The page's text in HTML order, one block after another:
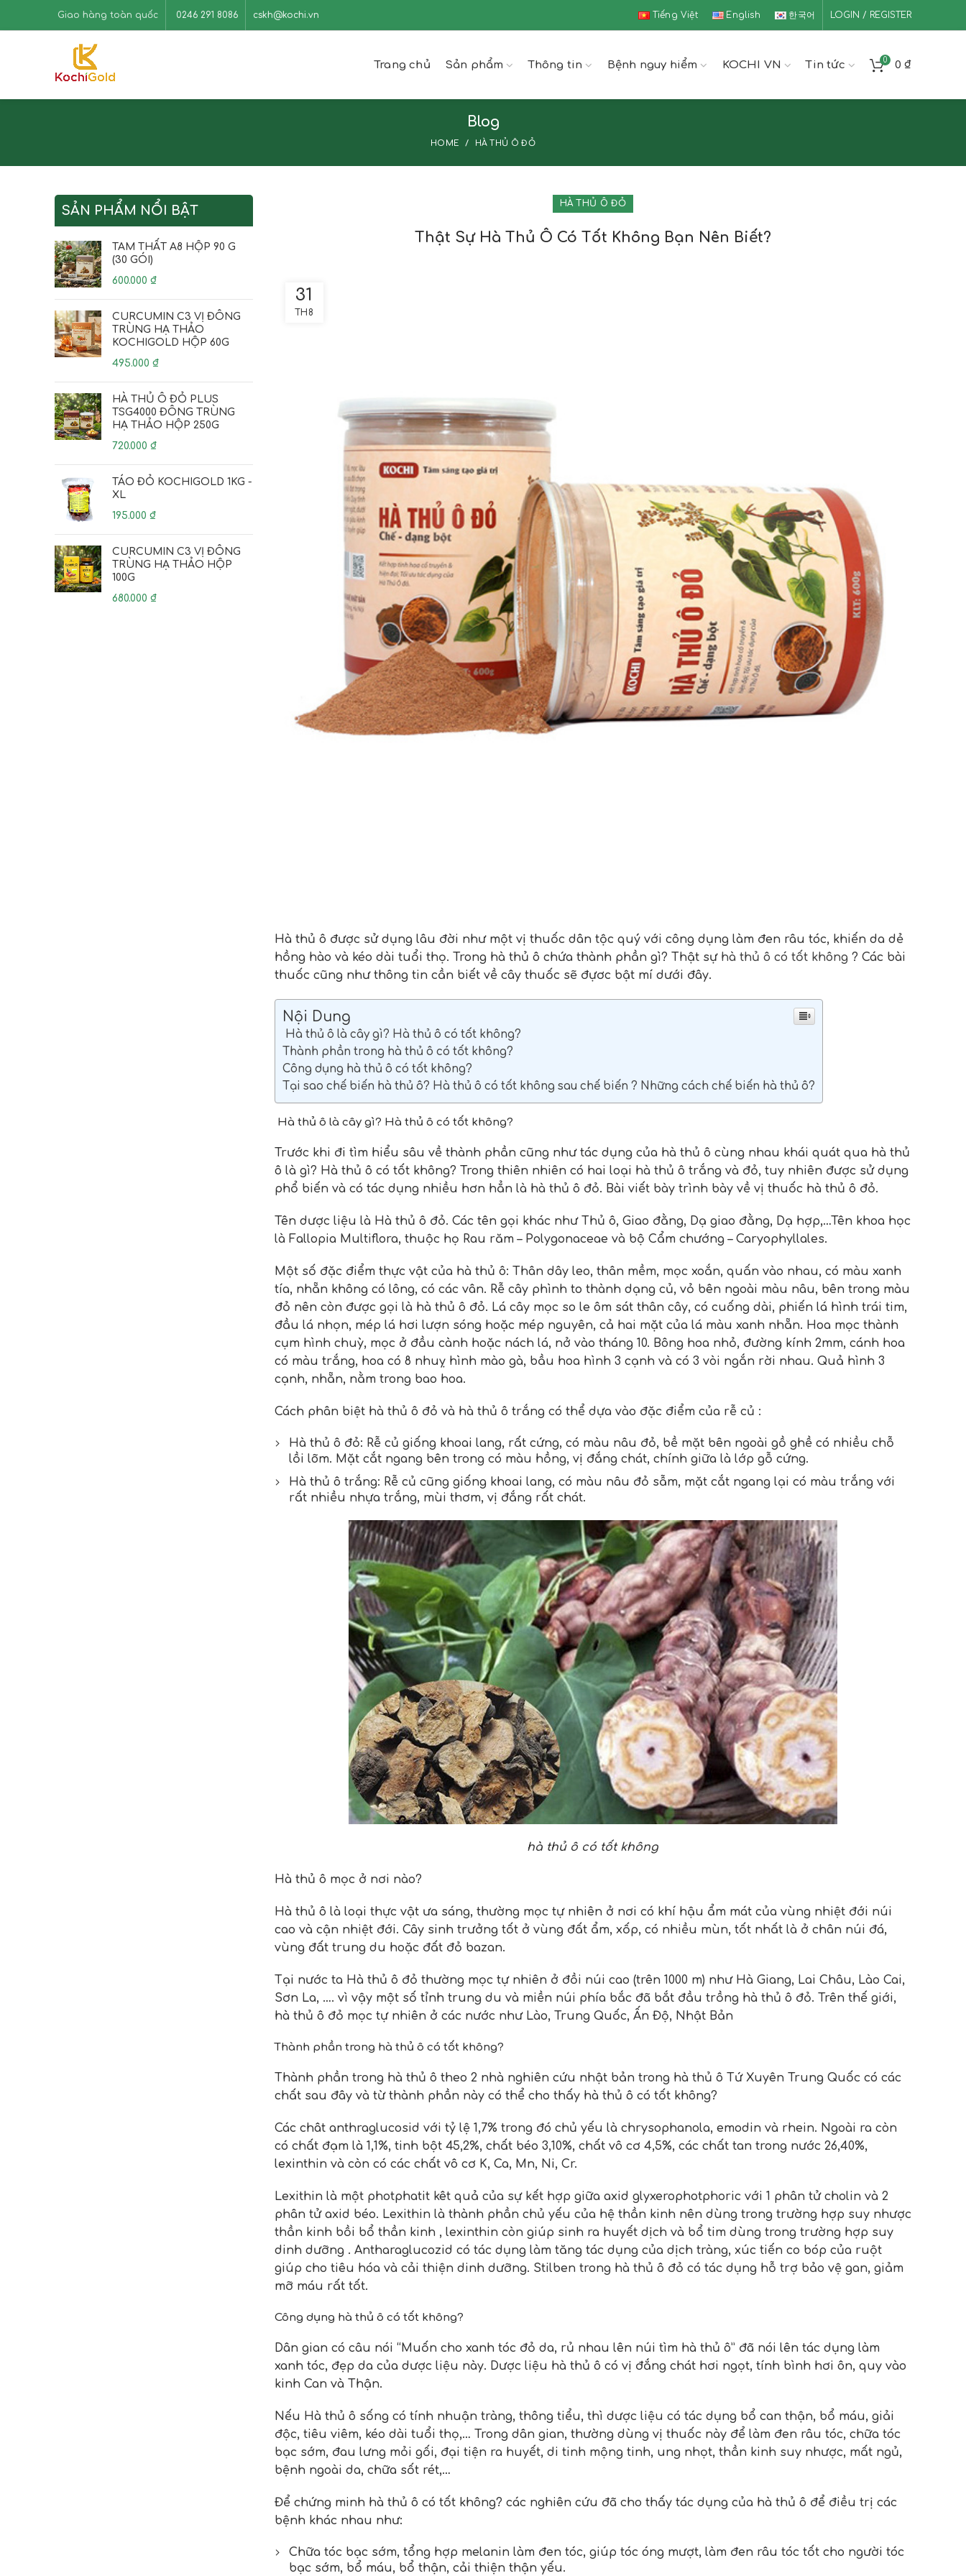
Giao hàng toàn quốc 0246 291 8086 cskh@kochi.vn Tiếng Việt English 한국어 LOGIN / REGISTER
Trang chủ Sản phẩm Thông tin Bệnh nguy hiểm KOCHI VN Tin tức 0 0 ₫
Blog
HOME HÀ THỦ Ô ĐỎ
HÀ THỦ Ô ĐỎ
Thật Sự Hà Thủ Ô Có Tốt Không Bạn Nên Biết?
31
TH8
Hà thủ ô được sử dụng lâu đời như một vị thuốc dân tộc quý với công dụng làm đen râu tóc, khiến da dẻ
hồng hào và kéo dài tuổi thọ. Trong hà thủ ô chứa thành phần gì? Thật sựhà thủ ô có tốt không ? Các bài
thuốc cũng như thông tin cần biết về cây thuốc sẽ đựơc bật mí dưới đây.
Nội Dung
Hà thủ ô là cây gì? Hà thủ ô có tốt không?
Thành phần trong hà thủ ô có tốt không?
Công dụng hà thủ ô có tốt không?
Tại sao chế biến hà thủ ô? Hà thủ ô có tốt không sau chế biến ? Những cách chế biến hà thủ ô?
Hà thủ ô là cây gì? Hà thủ ô có tốt không?
Trước khi đi tìm hiểu sâu về thành phần cũng như tác dụng của hà thủ ô cùng nhau khái quát qua hà thủ
ô là gì? Hà thủ ô có tốt không? Trong thiên nhiên có hai loại hà thủ ô trắng và đỏ, tuy nhiên được sử dụng
phổ biến và có tác dụng nhiều hơn hẳn là hà thủ ô đỏ. Bài viết bày trình bày về vị thuốc hà thủ ô đỏ.
Tên dược liệu là Hà thủ ô đỏ. Các tên gọi khác như Thủ ô, Giao đằng, Dạ giao đằng, Dạ hợp,…Tên khoa học
là Fallopia Multiflora, thuộc họ Rau răm – Polygonaceae và bộ Cẩm chướng – Caryophyllales.
Một số đặc điểm thực vật của hà thủ ô: Thân dây leo, thân mềm, mọc xoắn, quấn vào nhau, có màu xanh
tía, nhẵn không có lông, có các vân. Rễ cây phình to thành dạng củ, vỏ bên ngoài màu nâu, bên trong màu
đỏ nên còn được gọi là hà thủ ô đỏ. Lá cây mọc so le ôm sát thân cây, có cuống dài, phiến lá hình trái tim,
đầu lá nhọn, mép lá hơi lượn sóng hoặc mép nguyên, cả hai mặt của lá màu xanh nhẵn. Hoa mọc thành
cụm hình chuỳ, mọc ở đầu cành hoặc nách lá, nở vào tháng 10. Bông hoa nhỏ, đường kính 2mm, cánh hoa
có màu trắng, hoa có 8 nhuỵ hình mào gà, bầu hoa hình 3 cạnh và có 3 vòi ngắn rời nhau. Quả hình 3
cạnh, nhẵn, nằm trong bao hoa.
Cách phân biệt hà thủ ô đỏ và hà thủ ô trắng có thể dựa vào đặc điểm của rễ củ :
Hà thủ ô đỏ: Rễ củ giống khoai lang, rất cứng, có màu nâu đỏ, bề mặt bên ngoài gồ ghề có nhiều chỗ
lồi lõm. Mặt cắt ngang bên trong có màu hồng, vị đắng chát, chính giữa là lớp gỗ cứng.
Hà thủ ô trắng: Rễ củ cũng giống khoai lang, có màu nâu đỏ sẫm, mặt cắt ngang lại có màu trắng với
rất nhiều nhựa trắng, mùi thơm, vị đắng rất chát.
hà thủ ô có tốt không
Hà thủ ô mọc ở nơi nào?
Hà thủ ô là loại thực vật ưa sáng, thường mọc tự nhiên ở nơi có khí hậu ẩm mát của vùng nhiệt đới núi
cao và cận nhiệt đới. Cây sinh trưởng tốt ở vùng đất ẩm, xốp, có nhiều mùn, tốt nhất là ở chân núi đá,
vùng đất trung du hoặc đất đỏ bazan.
Tại nước ta Hà thủ ô đỏ thường mọc tự nhiên ở đồi núi cao (trên 1000 m) như Hà Giang, Lai Châu, Lào Cai,
Sơn La, …. vì vậy một số tỉnh trung du và miền núi phía bắc đã bắt đầu trồng hà thủ ô đỏ. Trên thế giới,
hà thủ ô đỏ mọc tự nhiên ở các nước như Lào, Trung Quốc, Ấn Độ, Nhật Bản
Thành phần trong hà thủ ô có tốt không?
Thành phần trong hà thủ ô theo 2 nhà nghiên cứu nhật bản trong hà thủ ô Tứ Xuyên Trung Quốc có các
chất sau đây và từ thành phần này có thể cho thấy hà thủ ô có tốt không?
Các chât anthraglucosid với tỷ lệ 1,7% trong đó chủ yếu là chrysophanola, emodin và rhein. Ngoài ra còn
có chất đạm là 1,1%, tinh bột 45,2%, chất béo 3,10%, chất vô cơ 4,5%, các chất tan trong nước 26,40%,
lexinthin và còn có các chất vô cơ K, Ca, Mn, Ni, Cr.
Lexithin là một photphatit kêt quả của sự kết hợp giữa axid glyxerophotphoric với 1 phân tử cholin và 2
phân tử axid béo. Lexithin là thành phần chủ yếu của hệ thần kinh nên dùng trong trường hợp suy nhược
thần kinh bồi bổ thần kinh , lexinthin còn giúp sinh ra huyết dịch và bổ tim dùng trong trường hợp suy
dinh dưỡng . Antharaglucozid có tác dụng làm tăng tác dụng của dịch tràng, xúc tiến co bóp của ruột
giúp cho tiêu hóa và cải thiện dinh dưỡng. Stilben trong hà thủ ô đỏ có tác dụng hỗ trợ bảo vệ gan, giảm
mỡ máu rất tốt.
Công dụng hà thủ ô có tốt không?
Dân gian có câu nói “Muốn cho xanh tóc đỏ da, rủ nhau lên núi tìm hà thủ ô” đã nói lên tác dụng làm
xanh tóc, đẹp da của dược liệu này. Dược liệu hà thủ ô có vị đắng chát hơi ngọt, tính bình hơi ôn, quy vào
kinh Can và Thận.
Nếu Hà thủ ô sống có tính nhuận tràng, thông tiểu, thì dược liệu có tác dụng bổ can thận, bổ máu, giải
độc, tiêu viêm, kéo dài tuổi thọ,… Trong dân gian, thường dùng vị thuốc này để làm đen râu tóc, chữa tóc
bạc sớm, đau lưng mỏi gối, đại tiện ra huyết, di tinh mộng tinh, ung nhọt, thần kinh suy nhược, mất ngủ,
bệnh ngoài da, chữa sốt rét,…
Để chứng minh hà thủ ô có tốt không? các nghiên cứu đã cho thấy tác dụng của hà thủ ô để điều trị các
bệnh khác nhau như:
Chữa tóc bạc sớm, tổng hợp melanin làm đen tóc, giúp tóc óng mượt, làm đen râu tóc tốt cho người tóc
bạc sớm, bổ máu, bổ thận, cải thiện thận yếu.
SẢN PHẨM NỔI BẬT
TAM THẤT A8 HỘP 90 G
(30 GÓI)
600.000 ₫
CURCUMIN C3 VỊ ĐÔNG
TRÙNG HẠ THẢO
KOCHIGOLD HỘP 60G
495.000 ₫
HÀ THỦ Ô ĐỎ PLUS
TSG4000 ĐÔNG TRÙNG
HẠ THẢO HỘP 250G
720.000 ₫
TÁO ĐỎ KOCHIGOLD 1KG -
XL
195.000 ₫
CURCUMIN C3 VỊ ĐÔNG
TRÙNG HẠ THẢO HỘP
100G
680.000 ₫